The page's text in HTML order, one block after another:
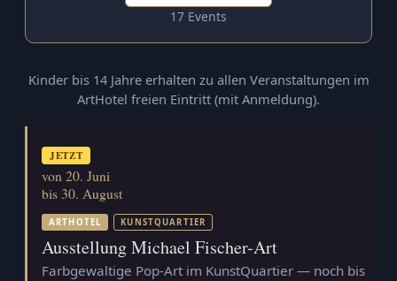
17 Events
Kinder bis 14 Jahre erhalten zu allen Veranstaltungen im
ArtHotel freien Eintritt (mit Anmeldung).
JETZT
von 20. Juni
bis 30. August
ARTHOTEL KUNSTQUARTIER
Ausstellung Michael Fischer-Art
Farbgewaltige Pop-Art im KunstQuartier — noch bis